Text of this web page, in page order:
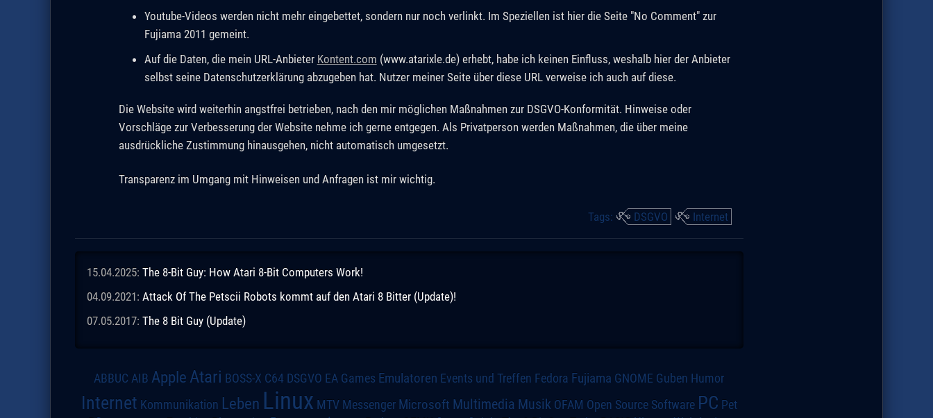
Youtube-Videos werden nicht mehr eingebettet, sondern nur noch verlinkt. Im Speziellen ist hier die Seite "No Comment" zur
Fujiama 2011 gemeint.
Auf die Daten, die mein URL-Anbieter Kontent.com (www.atarixle.de) erhebt, habe ich keinen Einfluss, weshalb hier der Anbieter
selbst seine Datenschutzerklärung abzugeben hat. Nutzer meiner Seite über diese URL verweise ich auch auf diese.
Die Website wird weiterhin angstfrei betrieben, nach den mir möglichen Maßnahmen zur DSGVO-Konformität. Hinweise oder
Vorschläge zur Verbesserung der Website nehme ich gerne entgegen. Als Privatperson werden Maßnahmen, die über meine
ausdrückliche Zustimmung hinausgehen, nicht automatisch umgesetzt.
Transparenz im Umgang mit Hinweisen und Anfragen ist mir wichtig.
Tags: DSGVO Internet
15.04.2025: The 8-Bit Guy: How Atari 8-Bit Computers Work!
04.09.2021: Attack Of The Petscii Robots kommt auf den Atari 8 Bitter (Update)!
07.05.2017: The 8 Bit Guy (Update)
ABBUC AIB AppleAtari BOSS-X C64 DSGVO EA Games Emulatoren Events und Treffen Fedora Fujiama GNOME Guben Humor
Internet Kommunikation Leben Linux MTV Messenger Microsoft Multimedia Musik OFAM Open Source Software PC Pet